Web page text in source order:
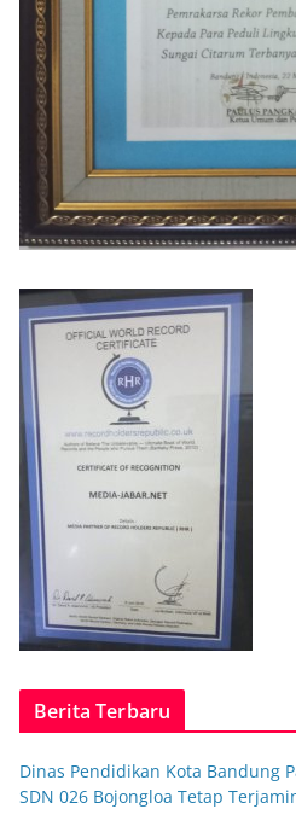
Berita Terbaru
Dinas Pendidikan Kota Bandung
SDN 026 Bojongloa Tetap